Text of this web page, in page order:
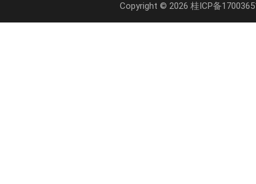
Copyright © 2026 桂ICP备